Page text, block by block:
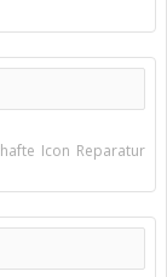
Icon Reparatur